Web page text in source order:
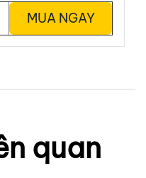
MUA NGAY
quan